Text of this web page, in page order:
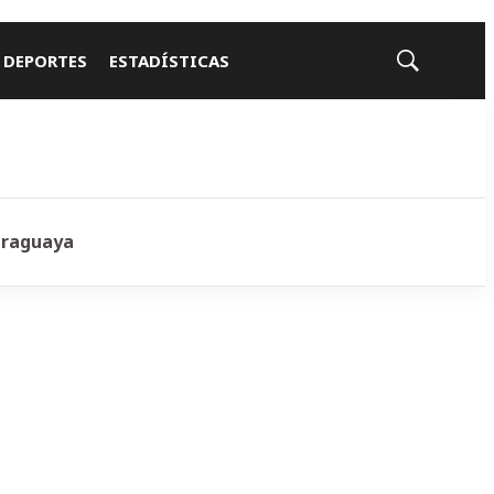
ESTADÍSTICAS
Mostrar